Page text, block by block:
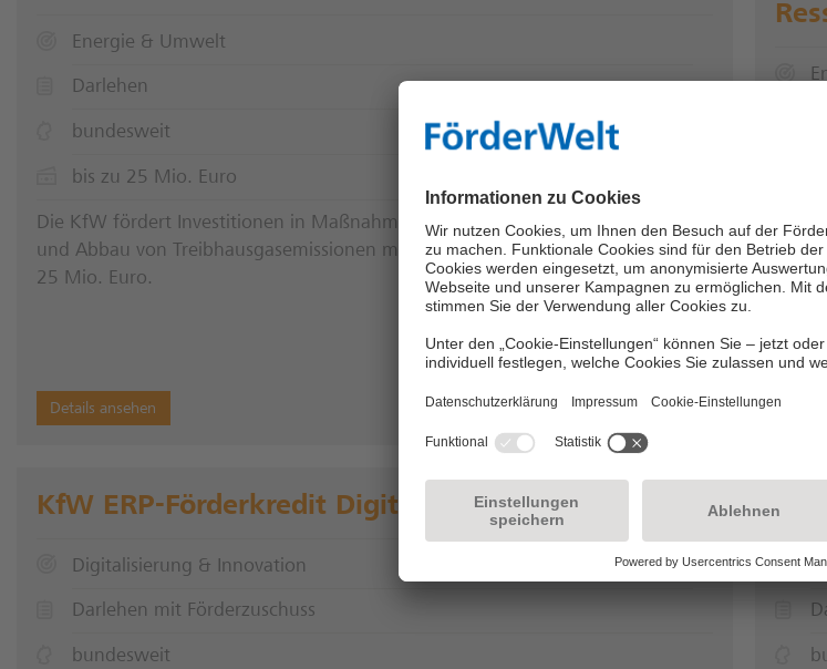
Energie & Umwelt
Darlehen
bundesweit
bis zu 25 Mio. Euro
Die KfW fördert Investitionen in Maßnahmen zur Verringerung, Vermeidung
und Abbau von Treibhausgasemissionen mit einem zinsgünstigen Kredit bis zu
25 Mio. Euro.
Details ansehen
Die
von
KfW ERP-Förderkredit Digitalisierung (511/512)
Digitalisierung & Innovation
Darlehen mit Förderzuschuss
bundesweit